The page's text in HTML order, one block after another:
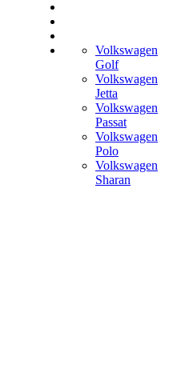
Volkswagen
Golf
Volkswagen
Jetta
Volkswagen
Passat
Volkswagen
Polo
Volkswagen
Sharan